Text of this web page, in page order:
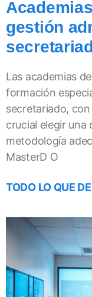
gestión
Las academias
formación
secretariado,
crucial elegir
metodología
MasterD O
TODO LO QUE